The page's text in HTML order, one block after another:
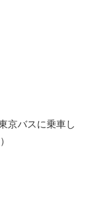
京バスに乗車し